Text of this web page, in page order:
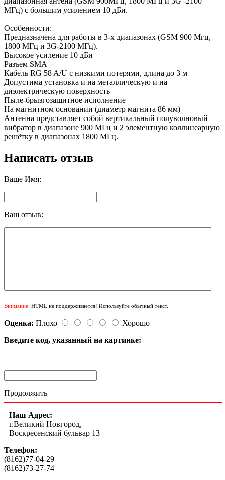
МГц) с большим усилением 10 дБи.
Особенности:
Предназначена для работы в 3-х диапазонах (GSM 900 Мгц,
1800 МГц и 3G-2100 МГц).
Высокое усиление 10 дБи
Разъем SMA
Кабель RG 58 A/U с низкими потерями, длина до 3 м
Допустима установка и на металлическую и на
диэлектрическую поверхность
Пыле-брызгозащитное исполнение
На магнитном основании (диаметр магнита 86 мм)
Антенна представляет собой вертикальный полуволновый
вибратор в диапазоне 900 МГц и 2 элементную коллинеарную
решётку в диапазонах 1800 МГц.
Написать отзыв
Ваше Имя:
Ваш отзыв:
Внимание: HTML не поддерживается! Используйте обычный текст.
Оценка: Плохо
Хорошо
Введите код, указанный на картинке:
Продолжить
Наш Адрес:
г.Великий Новгород,
Воскресенский бульвар 13
Телефон:
(8162)77-04-29
(8162)73-27-74